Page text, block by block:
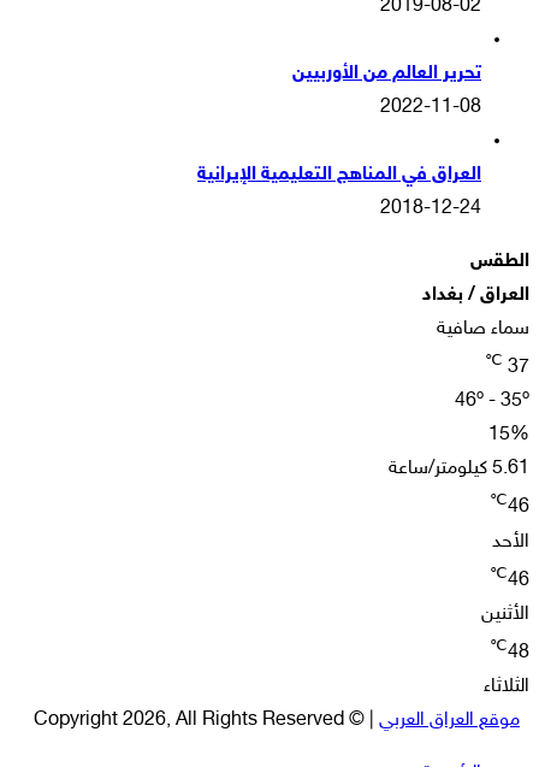
2019-08-02
تحرير العالم من الأوربيين
2022-11-08
العراق في المناهج التعليمية الإيرانية
2018-12-24
الطقس
العراق / بغداد
سماء صافية
37
℃
46º - 35º
15%
5.61 كيلومتر/ساعة
46
℃
الأحد
46
℃
الأثنين
48
℃
الثلاثاء
موقع العراق العربي | © Copyright 2026, All Rights Reserved